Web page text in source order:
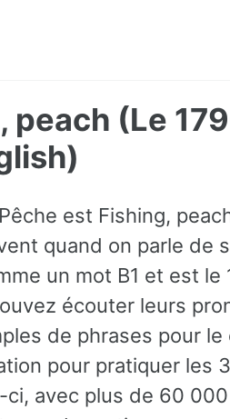
peach (Le
est Fishing,
quand on parle de
un mot B1 et est
écouter leurs
de phrases pour
pour pratiquer les
avec plus de 60